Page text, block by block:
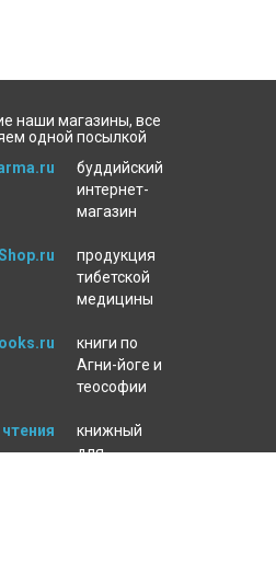
наши магазины, все
одной посылкой
буддийский
интернет-
магазин
продукция
тибетской
медицины
книги по
Агни-йоге и
теософии
книжный
для